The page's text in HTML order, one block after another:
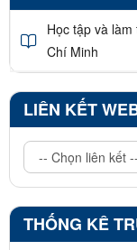
Học tập và
Chí Minh
LIÊN KẾT
THỐNG KÊ